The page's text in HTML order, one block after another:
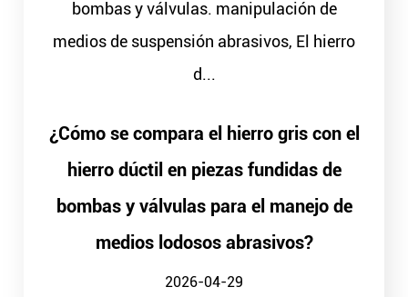
bombas y válvulas. manipulación de
medios de suspensión abrasivos, El hierro
d...
¿Cómo se compara el hierro gris con el
hierro dúctil en piezas fundidas de
bombas y válvulas para el manejo de
medios lodosos abrasivos?
2026-04-29